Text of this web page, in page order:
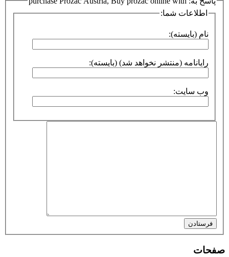
اطلاعات شما:
نام (بایسته):
رایانامه (منتشر نخواهد شد) (بایسته):
وب سایت:
فرستادن
صفحات